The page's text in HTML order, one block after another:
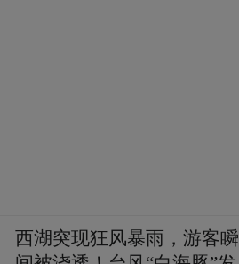
西湖突现狂风暴雨，游客瞬